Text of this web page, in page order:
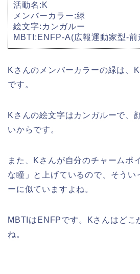
活動名:K
メンバーカラー:緑
絵文字:カンガルー
MBTI:ENFP-A(広報運動家型-前
Kさんのメンバーカラーの緑は、
です。
Kさんの絵文字はカンガルーで、
いからです。
また、Kさんが自分のチャームポ
な瞳」と上げているので、そうい
ーに似ていますよね。
MBTIはENFPです。Kさんはどこ
ね。